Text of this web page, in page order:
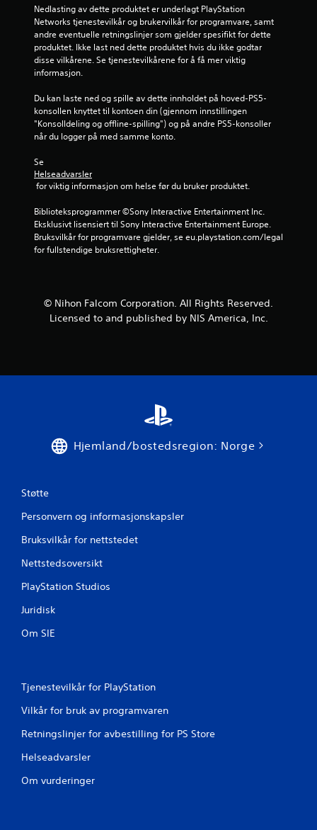
Nedlasting av dette produktet er underlagt PlayStation
Networks tjenestevilkår og brukervilkår for programvare, samt
andre eventuelle retningslinjer som gjelder spesifikt for dette
produktet. Ikke last ned dette produktet hvis du ikke godtar
disse vilkårene. Se tjenestevilkårene for å få mer viktig
informasjon.
Du kan laste ned og spille av dette innholdet på hoved-PS5-
konsollen knyttet til kontoen din (gjennom innstillingen
"Konsolldeling og offline-spilling") og på andre PS5-konsoller
når du logger på med samme konto.
Se
Helseadvarsler
for viktig informasjon om helse før du bruker produktet.
Biblioteksprogrammer ©Sony Interactive Entertainment Inc.
Eksklusivt lisensiert til Sony Interactive Entertainment Europe.
Bruksvilkår for programvare gjelder, se eu.playstation.com/legal
for fullstendige bruksrettigheter.
© Nihon Falcom Corporation. All Rights Reserved.
Licensed to and published by NIS America, Inc.
Hjemland/bostedsregion: Norge
Støtte
Personvern og informasjonskapsler
Bruksvilkår for nettstedet
Nettstedsoversikt
PlayStation Studios
Juridisk
Om SIE
Tjenestevilkår for PlayStation
Vilkår for bruk av programvaren
Retningslinjer for avbestilling for PS Store
Helseadvarsler
Om vurderinger